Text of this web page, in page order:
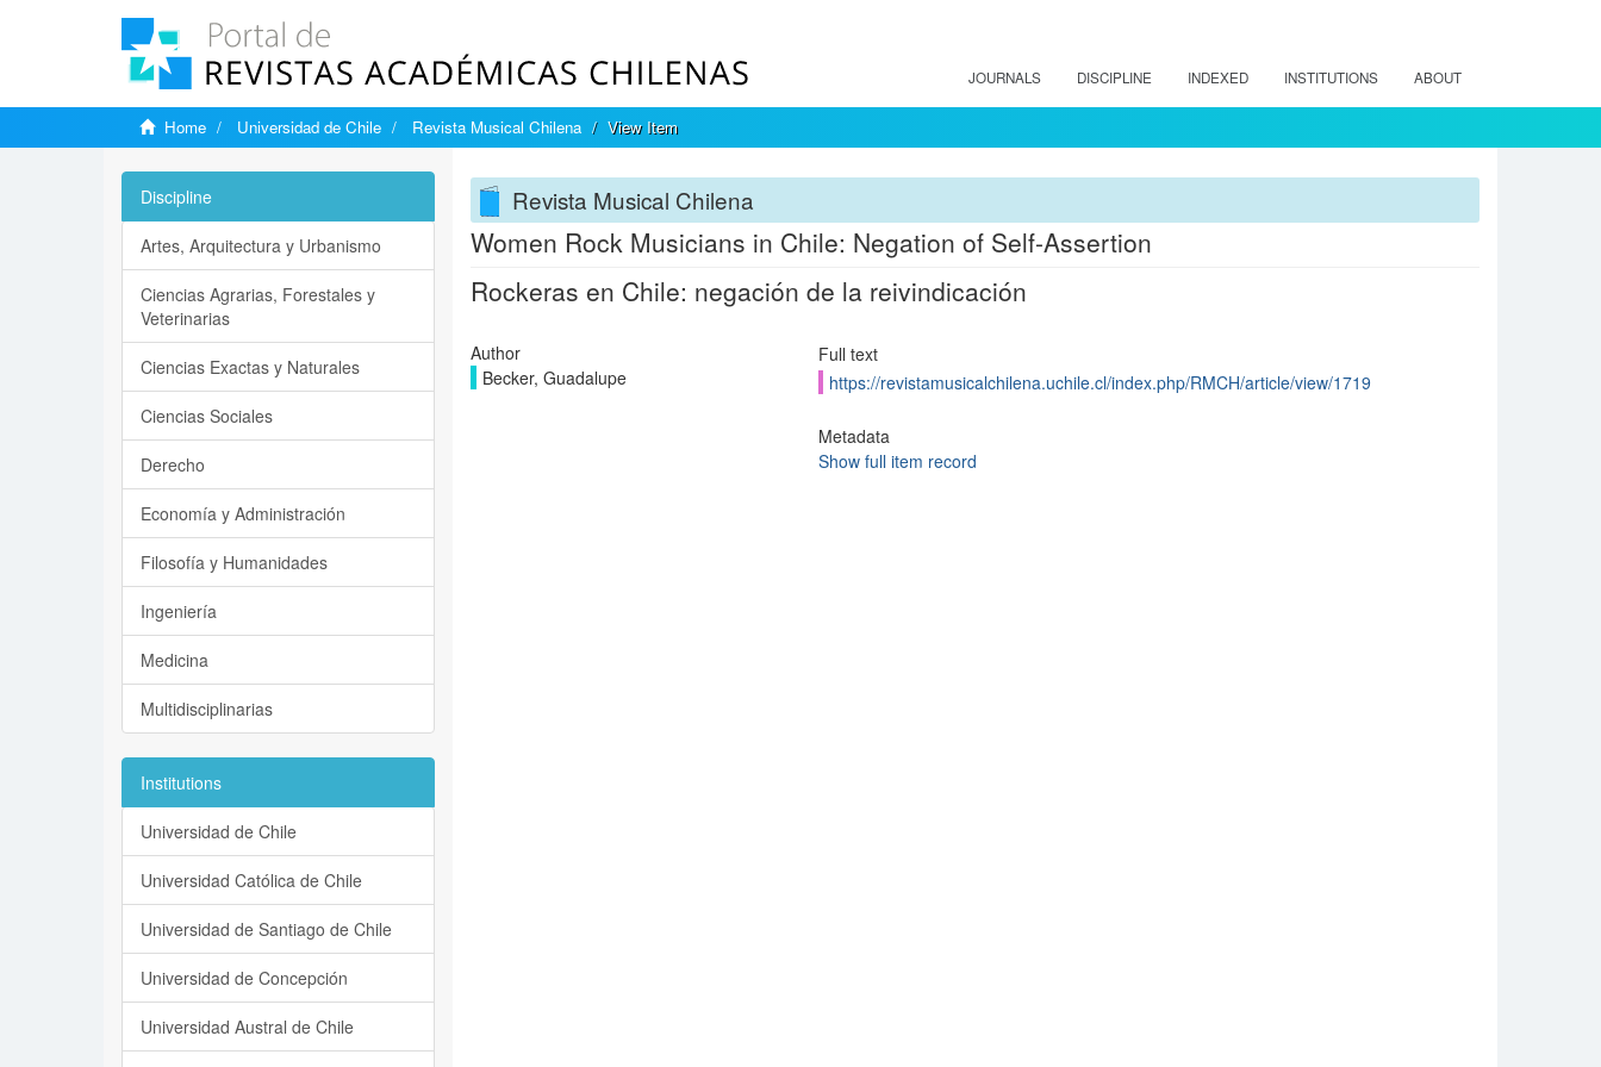
JOURNALS DISCIPLINE INDEXED INSTITUTIONS ABOUT
Home Universidad de Chile Revista Musical Chilena View Item
Revista Musical Chilena
Women Rock Musicians in Chile: Negation of Self-Assertion
Rockeras en Chile: negación de la reivindicación
Author
Becker, Guadalupe
Full text
https://revistamusicalchilena.uchile.cl/index.php/RMCH/article/view/1719
Metadata
Show full item record
Discipline
Artes, Arquitectura y Urbanismo
Ciencias Agrarias, Forestales y
Veterinarias
Ciencias Exactas y Naturales
Ciencias Sociales
Derecho
Economía y Administración
Filosofía y Humanidades
Ingeniería
Medicina
Multidisciplinarias
Institutions
Universidad de Chile
Universidad Católica de Chile
Universidad de Santiago de Chile
Universidad de Concepción
Universidad Austral de Chile